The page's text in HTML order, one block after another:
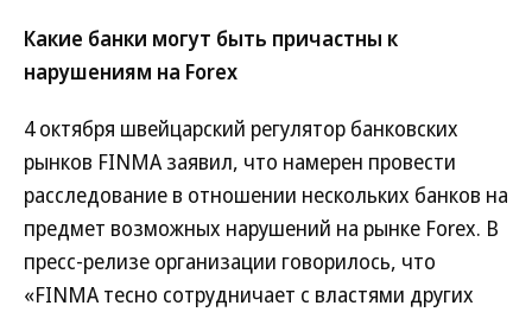
Какие банки могут быть причастны к
нарушениям на Forex
4 октября швейцарский регулятор банковских
рынков FINMA заявил, что намерен провести
расследование в отношении нескольких банков на
предмет возможных нарушений на рынке Forex. В
пресс-релизе организации говорилось, что
«FINMA тесно сотрудничает с властями других